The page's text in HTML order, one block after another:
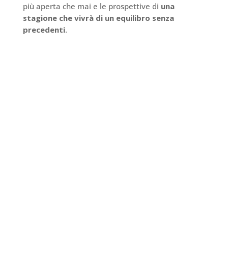
più aperta che mai e le prospettive di una
stagione che vivrà di un equilibro senza
precedenti.